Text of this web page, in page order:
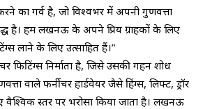
का गर्व है, जो विश्वभर में अपनी गुणवत्ता
है। हम लखनऊ के अपने प्रिय ग्राहकों के लिए
लाने के लिए उत्साहित हैं।”
फिटिंग्स निर्माता है, जिसे उसकी गहन शोध
वाले फर्नीचर हार्डवेयर जैसे हिंग्स, लिफ्ट, ड्रॉर
स्तर पर भरोसा किया जाता है। लखनऊ